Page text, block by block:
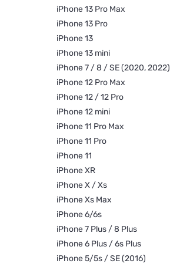
iPhone 13 Pro Max
iPhone 13 Pro
iPhone 13
iPhone 13 mini
iPhone 7 / 8 / SE (2020, 2022)
iPhone 12 Pro Max
iPhone 12 / 12 Pro
iPhone 12 mini
iPhone 11 Pro Max
iPhone 11 Pro
iPhone 11
iPhone XR
iPhone X / Xs
iPhone Xs Max
iPhone 6/6s
iPhone 7 Plus / 8 Plus
iPhone 6 Plus / 6s Plus
iPhone 5/5s / SE (2016)